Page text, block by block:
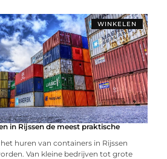
WINKELEN
in Rijssen de meest praktische
huren van containers in Rijssen
Van kleine bedrijven tot grote